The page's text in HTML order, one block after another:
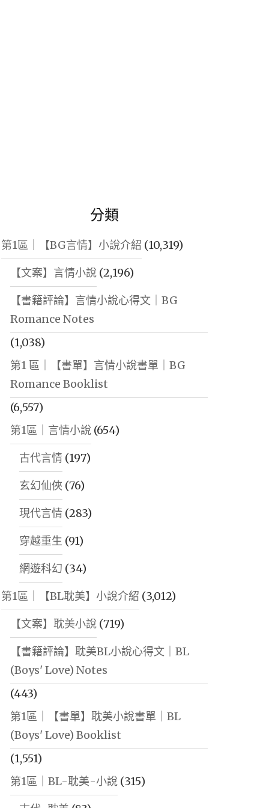
分類
第1區｜【BG言情】小說介紹 (10,319)
【文案】言情小說(2,196)
【書籍評論】言情小說心得文｜BG
Romance Notes
(1,038)
第1 區｜【書單】言情小說書單｜BG
Romance Booklist
(6,557)
第1區｜言情小說(654)
古代言情(197)
玄幻仙俠 (76)
現代言情(283)
穿越重生 (91)
網遊科幻 (34)
第1區｜【BL耽美】小說介紹 (3,012)
【文案】耽美小說(719)
【書籍評論】耽美BL小說心得文｜BL
(Boys' Love) Notes
(443)
第1區｜【書單】耽美小說書單｜BL
(Boys' Love) Booklist
(1,551)
第1區｜BL-耽美-小說(315)